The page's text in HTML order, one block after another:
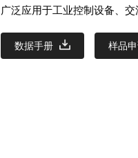
广泛应用于工业控制设备、
数据手册 样品